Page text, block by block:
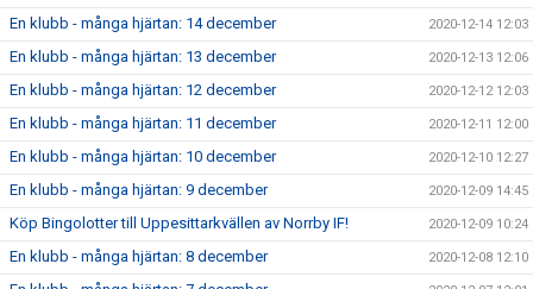
En klubb - många hjärtan: 14 december 2020-12-14 12:03
En klubb - många hjärtan: 13 december 2020-12-13 12:06
En klubb - många hjärtan: 12 december 2020-12-12 12:03
En klubb - många hjärtan: 11 december 2020-12-11 12:00
En klubb - många hjärtan: 10 december 2020-12-10 12:27
En klubb - många hjärtan: 9 december 2020-12-09 14:45
Köp Bingolotter till Uppesittarkvällen av Norrby IF! 2020-12-09 10:24
En klubb - många hjärtan: 8 december 2020-12-08 12:10